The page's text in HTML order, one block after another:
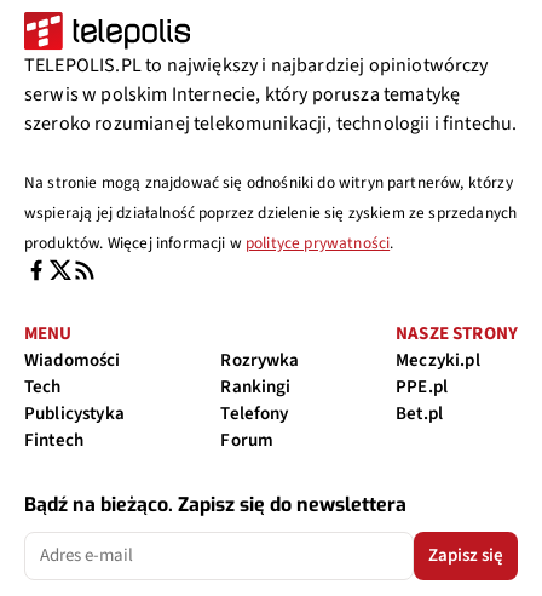
TELEPOLIS.PL to największy i najbardziej opiniotwórczy
serwis w polskim Internecie, który porusza tematykę
szeroko rozumianej telekomunikacji, technologii i fintechu.
Na stronie mogą znajdować się odnośniki do witryn partnerów, którzy
wspierają jej działalność poprzez dzielenie się zyskiem ze sprzedanych
produktów. Więcej informacji w polityce prywatności.
MENU
Wiadomości
Tech
Publicystyka
Fintech
Rozrywka
Rankingi
Telefony
Forum
NASZE STRONY
Meczyki.pl
PPE.pl
Bet.pl
Bądź na bieżąco. Zapisz się do newslettera
Zapisz się